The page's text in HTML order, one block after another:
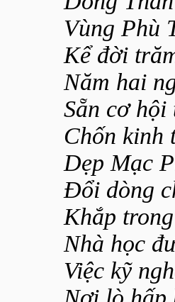
Vùng Phù
Kể đời
Năm hai
Sẵn cơ
Chốn kinh
Dẹp Mạc
Đổi dòng
Khắp
Nhà học
Việc kỹ